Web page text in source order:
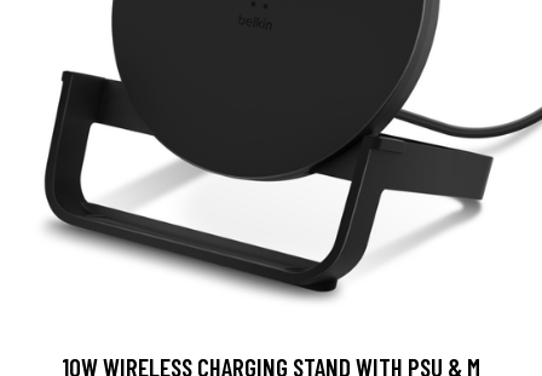
10W WIRELESS CHARGING STAND WITH PSU & M